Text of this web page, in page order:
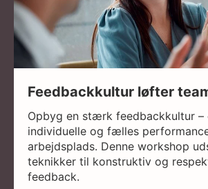
Feedbackkultur løfter
Opbyg en stærk feedbackkultur –
individuelle og fælles
arbejdsplads. Denne workshop
teknikker til konstruktiv og
feedback.